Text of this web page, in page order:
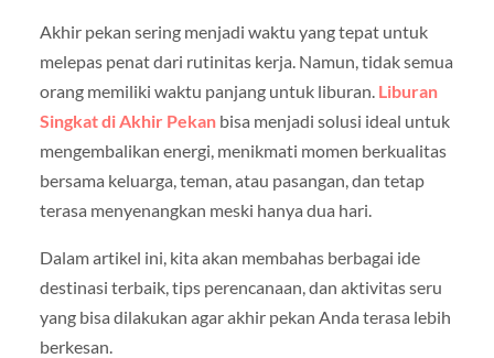
Akhir pekan sering menjadi waktu yang tepat untuk
melepas penat dari rutinitas kerja. Namun, tidak semua
orang memiliki waktu panjang untuk liburan. Liburan
Singkat di Akhir Pekanbisa menjadi solusi ideal untuk
mengembalikan energi, menikmati momen berkualitas
bersama keluarga, teman, atau pasangan, dan tetap
terasa menyenangkan meski hanya dua hari.
Dalam artikel ini, kita akan membahas berbagai ide
destinasi terbaik, tips perencanaan, dan aktivitas seru
yang bisa dilakukan agar akhir pekan Anda terasa lebih
berkesan.